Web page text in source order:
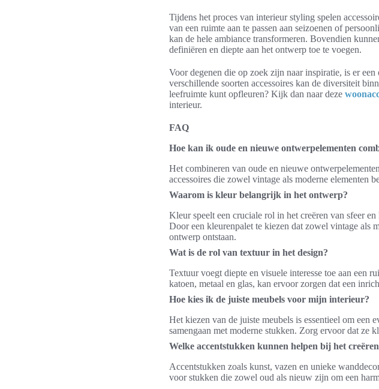
Tijdens het proces van interieur styling spelen
van een ruimte aan te passen aan seizoenen of
kan de hele ambiance transformeren. Bovendien
definiëren en diepte aan het ontwerp toe te voegen.
Voor degenen die op zoek zijn naar inspiratie, is er
verschillende soorten accessoires kan de diversiteit
leefruimte kunt opfleuren? Kijk dan naar deze
interieur.
FAQ
Hoe kan ik oude en nieuwe ontwerpelementen
Het combineren van oude en nieuwe
accessoires die zowel vintage als moderne elementen
Waarom is kleur belangrijk in het ontwerp?
Kleur speelt een cruciale rol in het creëren van sfeer
Door een kleurenpalet te kiezen dat zowel vintage als
ontwerp ontstaan.
Wat is de rol van textuur in het design?
Textuur voegt diepte en visuele interesse toe aan een
katoen, metaal en glas, kan ervoor zorgen dat een
Hoe kies ik de juiste meubels voor mijn interieur?
Het kiezen van de juiste meubels is essentieel om een
samengaan met moderne stukken. Zorg ervoor dat ze
Welke accentstukken kunnen helpen bij het
Accentstukken zoals kunst, vazen en unieke
voor stukken die zowel oud als nieuw zijn om een